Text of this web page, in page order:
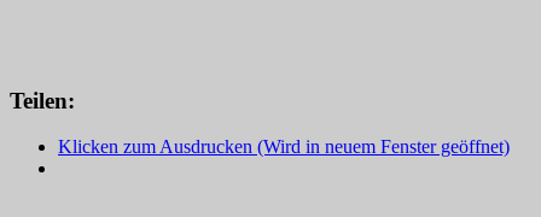
Teilen:
Klicken zum Ausdrucken (Wird in neuem Fenster geöffnet)